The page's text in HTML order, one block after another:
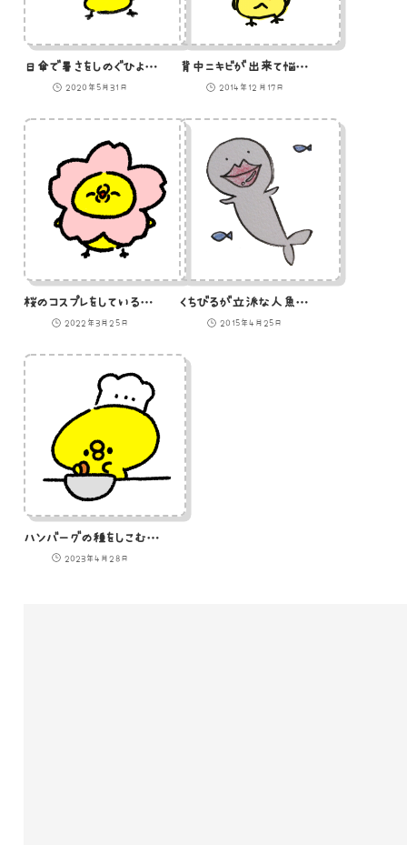
日傘で暑さをしのぐひよこのイラスト
2020年5月31日
背中ニキビが出来て悩んでいるひよこのイラスト
2014年12月17日
桜のコスプレをしているひよこのイラスト
2022年3月25日
くちびるが立派な人魚のイラスト
2015年4月25日
ハンバーグの種をしこむひよこのGIFアニメ
2023年4月28日